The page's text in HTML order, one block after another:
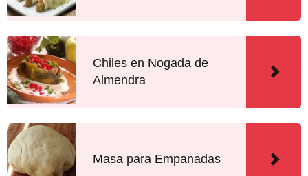
Chiles en Nogada de
Almendra
Masa para Empanadas